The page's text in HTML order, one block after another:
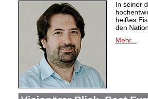
In seiner
heißes
den
Mehr...